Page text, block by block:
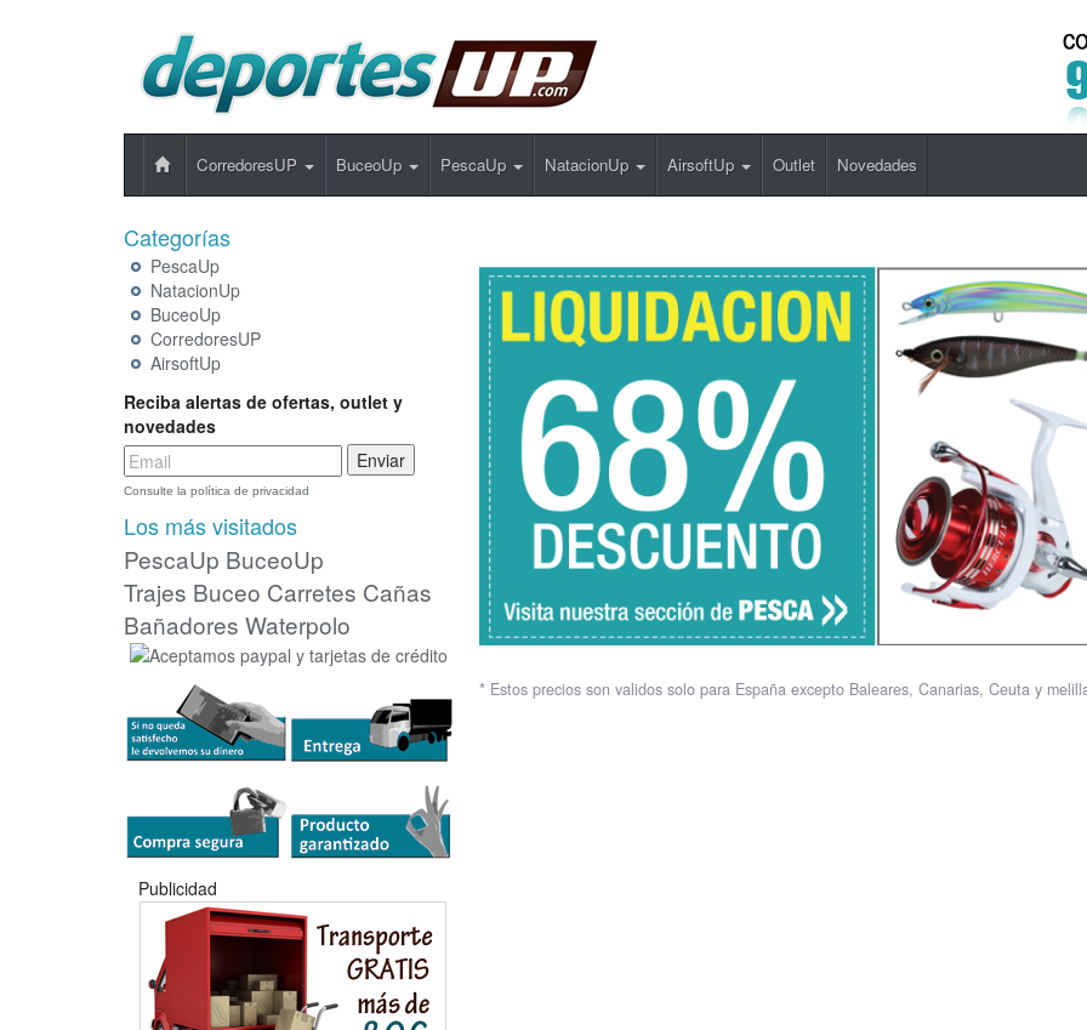
CorredoresUP BuceoUp PescaUp NatacionUp AirsoftUp Outlet Novedades
Categorías
PescaUp
NatacionUp
BuceoUp
CorredoresUP
AirsoftUp
Reciba alertas de ofertas, outlet y
novedades
Consulte la política de privacidad
Los más visitados
PescaUp BuceoUp
Trajes Buceo Carretes Cañas
Bañadores Waterpolo
Publicidad
* Estos precios son validos solo para España excepto Baleares, Canarias, Ceuta y